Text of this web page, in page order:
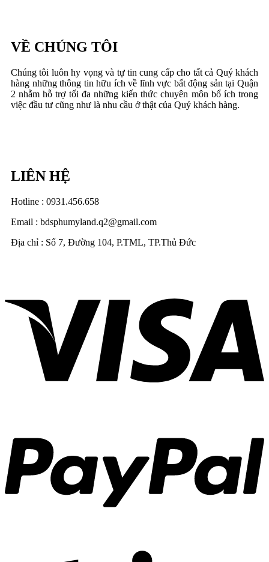
VỀ CHÚNG TÔI
Chúng tôi luôn hy vọng và tự tin cung cấp cho tất cả Quý khách
hàng những thông tin hữu ích về lĩnh vực bất động sản tại Quận
2 nhằm hỗ trợ tối đa những kiến thức chuyên môn bổ ích trong
việc đầu tư cũng như là nhu cầu ở thật của Quý khách hàng.
LIÊN HỆ
Hotline : 0931.456.658
Email : bdsphumyland.q2@gmail.com
Địa chỉ : Số 7, Đường 104, P.TML, TP.Thủ Đức